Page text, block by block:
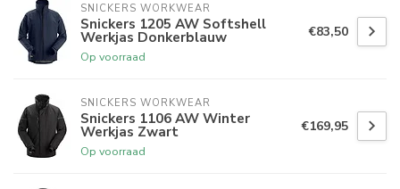
SNICKERS WORKWEAR
Snickers 1205 AW Softshell
Werkjas Donkerblauw
Op voorraad
€83,50
SNICKERS WORKWEAR
Snickers 1106 AW Winter
Werkjas Zwart
Op voorraad
€169,95